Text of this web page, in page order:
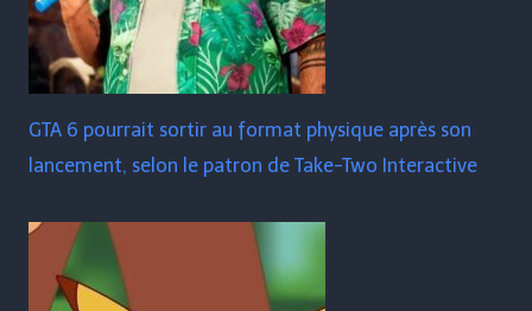
GTA 6 pourrait sortir au format physique après son
lancement, selon le patron de Take-Two Interactive